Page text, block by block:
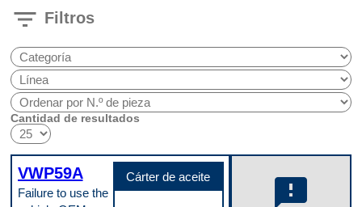
filter_list Filtros
Cantidad de resultados
VWP59A
Failure to use the
Cárter de aceite feedback